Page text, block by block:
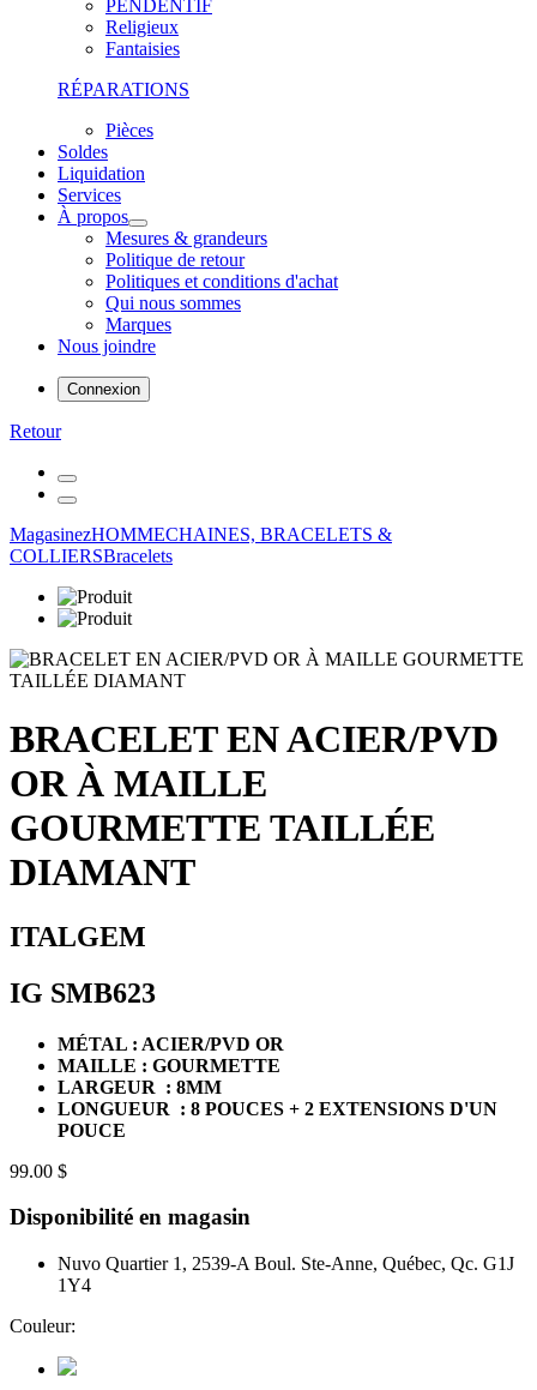
PENDENTIF
Religieux
Fantaisies
RÉPARATIONS
Pièces
Soldes
Liquidation
Services
À propos
Mesures & grandeurs
Politique de retour
Politiques et conditions d'achat
Qui nous sommes
Marques
Nous joindre
Connexion
Retour
MagasinezHOMMECHAINES, BRACELETS &
COLLIERSBracelets
BRACELET EN ACIER/PVD
OR À MAILLE
GOURMETTE TAILLÉE
DIAMANT
ITALGEM
IG SMB623
MÉTAL : ACIER/PVD OR
MAILLE : GOURMETTE
LARGEUR : 8MM
LONGUEUR : 8 POUCES + 2 EXTENSIONS D'UN
POUCE
99.00 $
Disponibilité en magasin
Nuvo Quartier 1, 2539-A Boul. Ste-Anne, Québec, Qc. G1J
1Y4
Couleur: